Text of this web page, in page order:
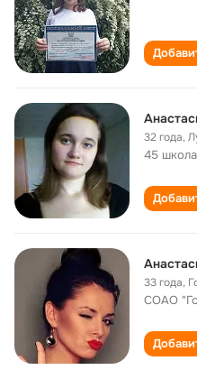
32 года,
45 школа
33 года,
СОАО